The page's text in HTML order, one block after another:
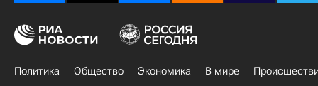
Политика Общество Экономика В мире